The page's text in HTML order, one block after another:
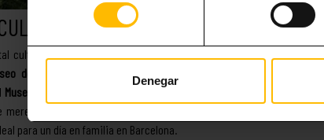
consentimiento
Denegar
PARA NIÑOS
cultural de primer orden, también para los más pequeños. Sin
de las Ilusiones, el CaixaFòrum o el CosmoCaixa
, ofrecen
Museu Blau, dedicado a las ciencias naturales, o el
merece el singular
para un día en familia en Barcelona.